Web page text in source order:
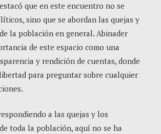
que en este encuentro no se
sino que se abordan las quejas y
la población en general. Abinader
de este espacio como una
y rendición de cuentas, donde
para preguntar sobre cualquier
a las quejas y los
toda la población, aquí no se ha